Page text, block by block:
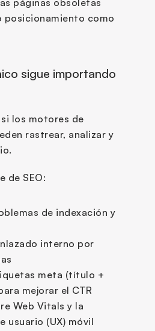
posicionamiento como
sigue importando
los motores de
rastrear, analizar y
de SEO:
de indexación y
interno por
meta (título +
mejorar el CTR
Web Vitals y la
usuario (UX) móvil